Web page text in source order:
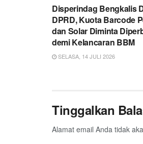
Disperindag Bengkalis
DPRD, Kuota Barcode
dan Solar Diminta
demi Kelancaran BBM
SELASA, 14 JULI 2026
Tinggalkan
Alamat email Anda tidak